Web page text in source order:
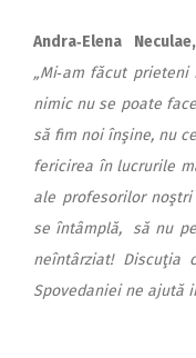
Andra‑Elena
„Mi‑am făcut
nimic nu se poate
să fim noi înşine, nu
fericirea în lucrurile
ale profesorilor
se întâmplă, să nu
neîntârziat! Discuţia
Spovedaniei ne ajută